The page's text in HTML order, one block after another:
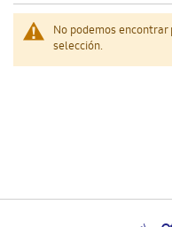
No podemos
selección.